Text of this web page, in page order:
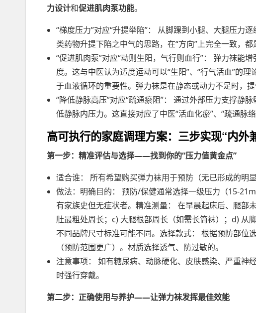
力设计和促进肌肉泵功能。
“梯度压力”对应“升提举陷”： 从脚踝到小腿、大腿压力
类药物升提下陷之中气的思路，在“方向”上完全一致，都
“促进肌肉泵”对应“动则生阳，气行则血行”： 弹力袜能
度。这与中医认为适度运动可以“生阳”、“行气活血”的
于血液循环的重要性。弹力袜是在静态或动力不足时，提
“降低静脉高压”对应“疏通瘀阻”： 通过外部压力支撑静
低静脉内压力。这直接对应了中医“活血化瘀”、“疏通脉络
高可执行的家庭调理方案：三步实现“内外
第一步：精准评估与选择——找到你的“压力值黄金点”
适合谁： 所有希望购买弹力袜用于预防（无已形成的明
做法：明确目的： 预防/保健通常选择一级压力（15-
有家族史但无症状者。精准测量： 在早晨起床后、腿部
肚最粗处周长；c) 大腿根部周长（如需长筒袜）；d) 从
不同品牌尺寸标准可能不同。选择款式： 根据预防部
（预防范围更广）。材质选择透气、防过敏的。
注意事项： 如有糖尿病、动脉硬化、皮肤感染、严重神
时强行穿戴。
第二步：正确使用与养护——让弹力袜发挥最佳效能